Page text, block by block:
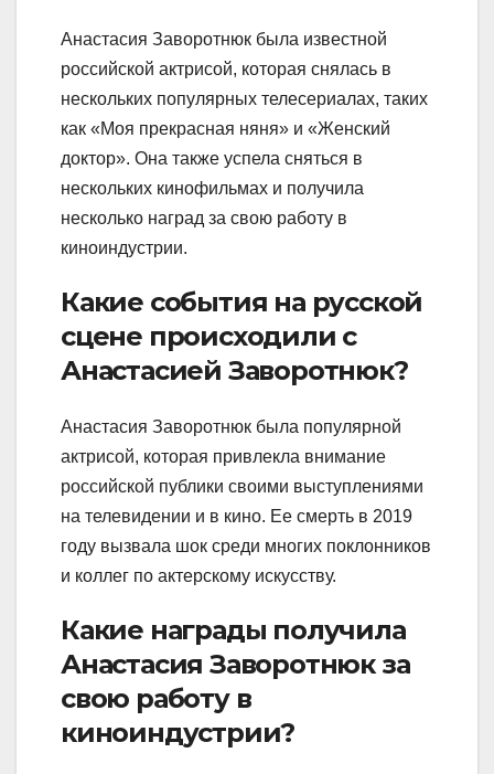
Анастасия Заворотнюк была известной
российской актрисой, которая снялась в
нескольких популярных телесериалах, таких
как «Моя прекрасная няня» и «Женский
доктор». Она также успела сняться в
нескольких кинофильмах и получила
несколько наград за свою работу в
киноиндустрии.
Какие события на русской
сцене происходили с
Анастасией Заворотнюк?
Анастасия Заворотнюк была популярной
актрисой, которая привлекла внимание
российской публики своими выступлениями
на телевидении и в кино. Ее смерть в 2019
году вызвала шок среди многих поклонников
и коллег по актерскому искусству.
Какие награды получила
Анастасия Заворотнюк за
свою работу в
киноиндустрии?